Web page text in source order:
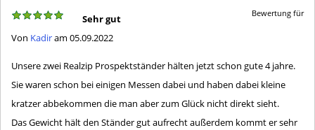
Sehr gut Bewertung für
Von Kadiram 05.09.2022
Unsere zwei Realzip Prospektständer hälten jetzt schon gute 4 jahre.
Sie waren schon bei einigen Messen dabei und haben dabei kleine
kratzer abbekommen die man aber zum Glück nicht direkt sieht.
Das Gewicht hält den Ständer gut aufrecht außerdem kommt er sehr